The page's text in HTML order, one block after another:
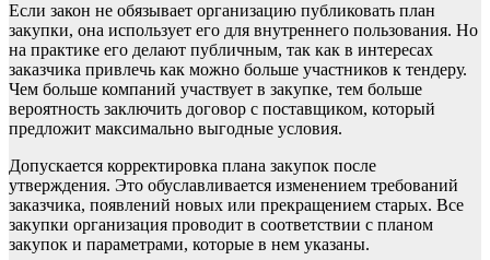
Если закон не обязывает организацию публиковать план
закупки, она использует его для внутреннего пользования. Но
на практике его делают публичным, так как в интересах
заказчика привлечь как можно больше участников к тендеру.
Чем больше компаний участвует в закупке, тем больше
вероятность заключить договор с поставщиком, который
предложит максимально выгодные условия.
Допускается корректировка плана закупок после
утверждения. Это обуславливается изменением требований
заказчика, появлений новых или прекращением старых. Все
закупки организация проводит в соответствии с планом
закупок и параметрами, которые в нем указаны.